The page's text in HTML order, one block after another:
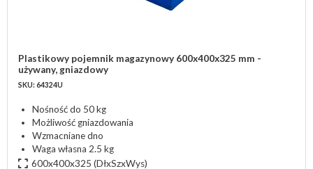
Plastikowy pojemnik magazynowy 600x400x325 mm -
używany, gniazdowy
SKU: 64324U
Nośność do 50 kg
Możliwość gniazdowania
Wzmacniane dno
Waga własna 2.5 kg
600x400x325 (DłxSzxWys)